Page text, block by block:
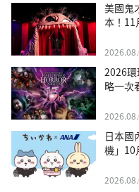
美國鬼
本！11
2026
略一次
日本國
機」10